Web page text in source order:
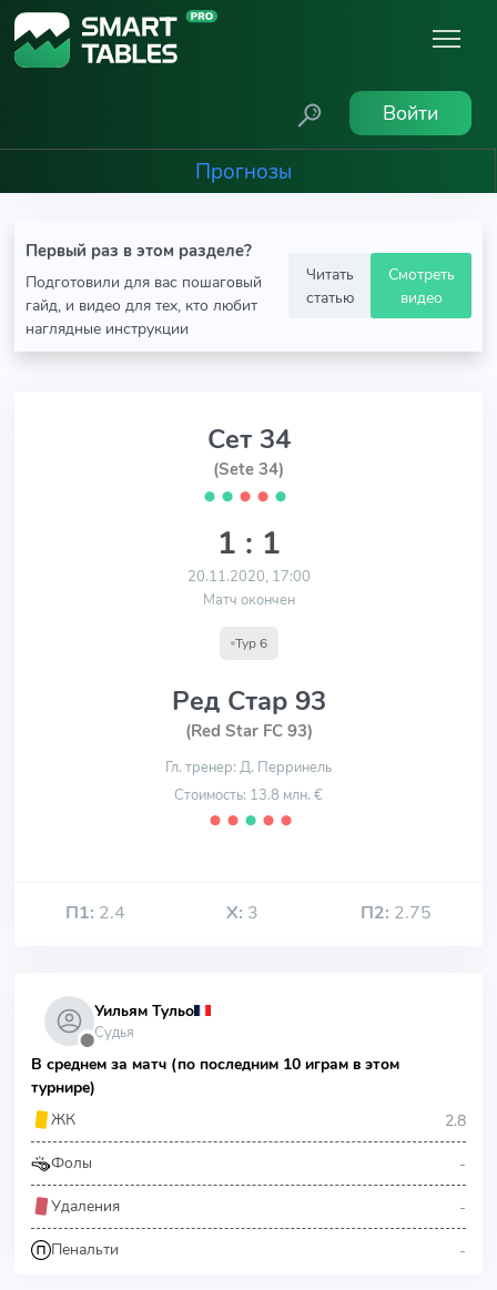
Войти
Прогнозы
Первый раз в этом разделе?
Подготовили для вас пошаговый
гайд, и видео для тех, кто любит
наглядные инструкции
Читать
статью
Смотреть
видео
Сет 34
(Sete 34)
⬤ ⬤ ⬤ ⬤ ⬤
1 : 1
20.11.2020, 17:00
Матч окончен
Тур 6
Ред Стар 93
(Red Star FC 93)
Гл. тренер: Д. Перринель
Стоимость: 13.8 млн. €
⬤ ⬤ ⬤ ⬤ ⬤
П1: 2.4 Х: 3 П2: 2.75
⬤
Уильям Тульо
Судья
В среднем за матч (по последним 10 играм в этом
турнире)
ЖК
2.8
Фолы -
Удаления -
Пенальти -